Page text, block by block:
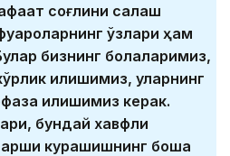
соғлиқни сақлаш
ўзлари ҳам
бизнинг болаларимиз,
қилишимиз, уларнинг
қилишимиз керак.
бундай хавфли
курашишнинг бошқа